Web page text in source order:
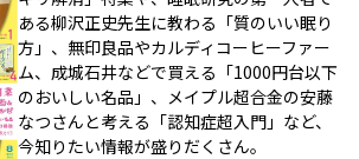
ある柳沢正史先生に教わる「質のいい眠り
方」、無印良品やカルディコーヒーファー
ム、成城石井などで買える「1000円台以下
のおいしい名品」、メイプル超合金の安藤
なつさんと考える「認知症超入門」など、
今知りたい情報が盛りだくさん。